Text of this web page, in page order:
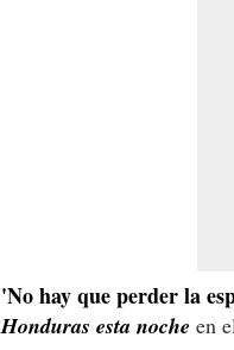
'No hay que perder la
Honduras esta noche en